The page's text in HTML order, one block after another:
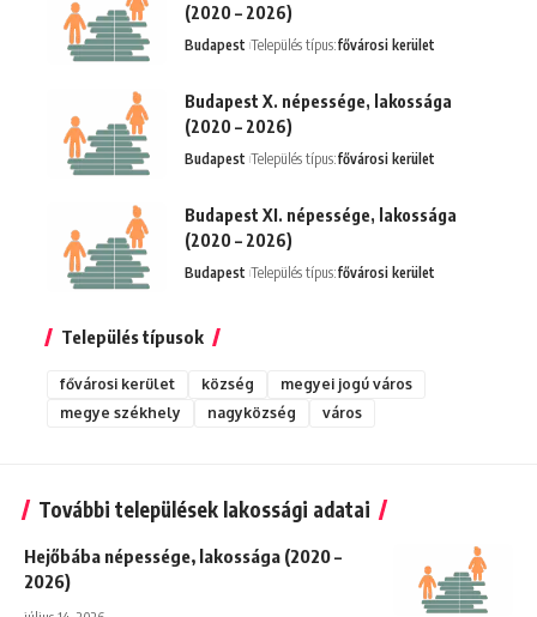
(2020 – 2026)
Budapest Település típus:fővárosi kerület
Budapest X. népessége, lakossága
(2020 – 2026)
Budapest Település típus:fővárosi kerület
Budapest XI. népessége, lakossága
(2020 – 2026)
Budapest Település típus:fővárosi kerület
Település típusok
fővárosi kerület község
megyei jogú város
megye székhely
nagyközség város
További települések lakossági adatai
Hejőbába népessége, lakossága (2020 –
2026)